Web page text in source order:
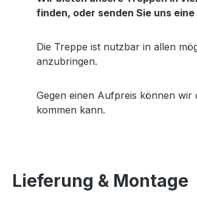
finden, oder senden Sie uns
Die Treppe ist nutzbar in allen
anzubringen.
Gegen einen Aufpreis können
kommen kann.
Lieferung & Montage